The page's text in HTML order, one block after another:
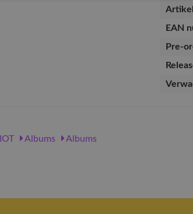
EAN
Pre-
Albums Albums